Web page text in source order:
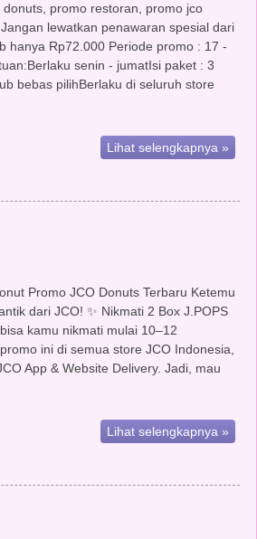
promo restoran, promo jco
lewatkan penawaran spesial dari
hanya Rp72.000 Periode promo : 17 -
senin - jumatIsi paket : 3
bebas pilihBerlaku di seluruh store
Lihat selengkapnya »
Promo JCO Donuts Terbaru Ketemu
dari JCO! ✨ Nikmati 2 Box J.POPS
kamu nikmati mulai 10–12
ini di semua store JCO Indonesia,
App & Website Delivery. Jadi, mau
Lihat selengkapnya »